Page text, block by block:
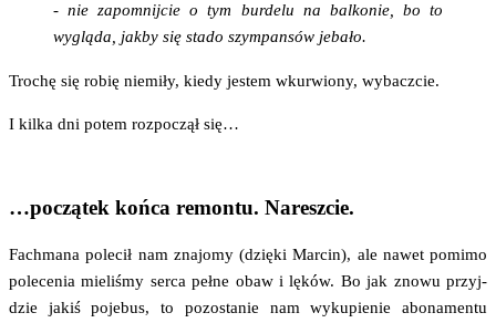
- nie zapo­mnij­cie o tym bur­de­lu na bal­ko­nie, bo to
wyglą­da, jak­by się sta­do szym­pan­sów jebało.
Tro­chę się robię nie­mi­ły, kie­dy jestem wkur­wio­ny, wybaczcie.
I kil­ka dni potem roz­po­czął się…
…początek końca remontu. Nareszcie.
Fach­ma­na pole­cił nam zna­jo­my (dzię­ki Mar­cin), ale nawet pomi­mo
pole­ce­nia mie­li­śmy ser­ca peł­ne obaw i lęków. Bo jak zno­wu przyj­
dzie jakiś poje­bus, to pozo­sta­nie nam wyku­pie­nie abo­na­men­tu